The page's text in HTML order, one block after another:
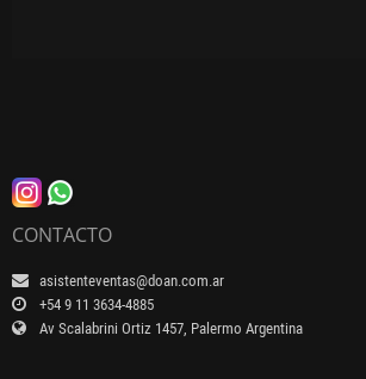
CONTACTO
asistenteventas@doan.com.ar
+54 9 11 3634-4885
Av Scalabrini Ortiz 1457, Palermo Argentina